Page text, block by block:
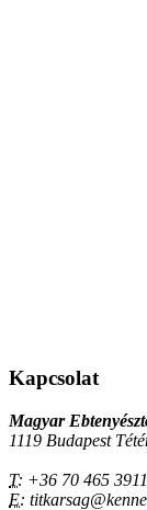
Kapcsolat
Magyar
1119 Budapest
T: +36 70 465 3911
E: